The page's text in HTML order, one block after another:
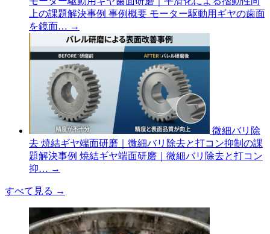
上の課題解決事例 事例概要 モーター駆動用ギヤの歯面
を鏡面… →
微細バリ除
去 焼結ギヤ端面研磨｜微細バリ除去と打コン抑制の課
題解決事例 焼結ギヤ端面研磨｜微細バリ除去と打コン
抑… →
すべて見る →